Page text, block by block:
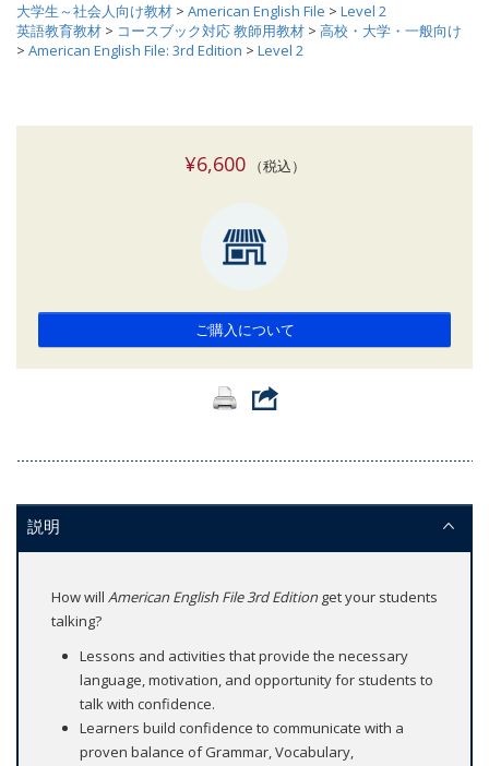
大学生～社会人向け教材 > American English File > Level 2
英語教育教材 > コースブック対応 教師用教材 > 高校・大学・一般向け
> American English File: 3rd Edition > Level 2
¥6,600（税込）
ご購入について
説明
How will American English File 3rd Editionget your students
talking?
Lessons and activities that provide the necessary
language, motivation, and opportunity for students to
talk with confidence.
Learners build confidence to communicate with a
proven balance of Grammar, Vocabulary,